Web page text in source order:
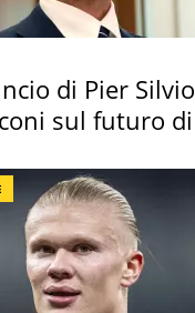
di Pier Silvio
sul futuro di